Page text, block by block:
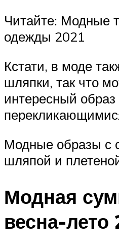
Читайте: Модные
одежды 2021
Кстати, в моде
шляпки, так что
интересный образ
Модные образы с
шляпой и
Модная
весна-лето